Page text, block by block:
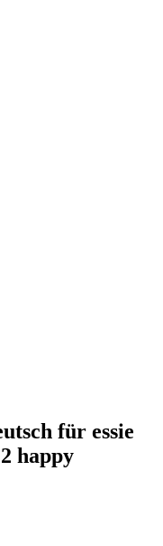
für essie
happy